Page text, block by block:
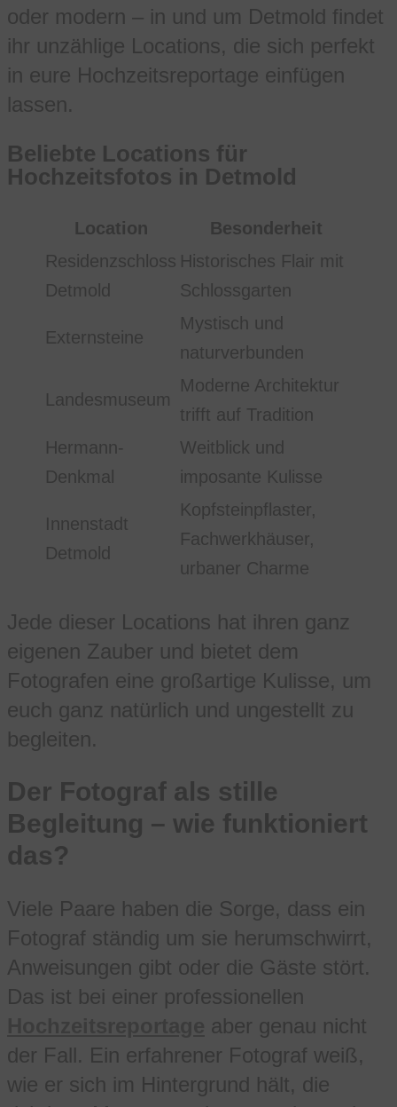
oder modern – in und um Detmold findet
ihr unzählige Locations, die sich perfekt
in eure Hochzeitsreportage einfügen
lassen.
Beliebte Locations für
Hochzeitsfotos in Detmold
Location
Besonderheit
Residenzschloss
Detmold
Historisches Flair mit
Schlossgarten
Externsteine
Mystisch und
naturverbunden
Landesmuseum
Moderne Architektur
trifft auf Tradition
Hermann-
Denkmal
Weitblick und
imposante Kulisse
Innenstadt
Detmold
Kopfsteinpflaster,
Fachwerkhäuser,
urbaner Charme
Jede dieser Locations hat ihren ganz
eigenen Zauber und bietet dem
Fotografen eine großartige Kulisse, um
euch ganz natürlich und ungestellt zu
begleiten.
Der Fotograf als stille
Begleitung – wie funktioniert
das?
Viele Paare haben die Sorge, dass ein
Fotograf ständig um sie herumschwirrt,
Anweisungen gibt oder die Gäste stört.
Das ist bei einer professionellen
aber genau nicht
der Fall. Ein erfahrener Fotograf weiß,
wie er sich im Hintergrund hält, die